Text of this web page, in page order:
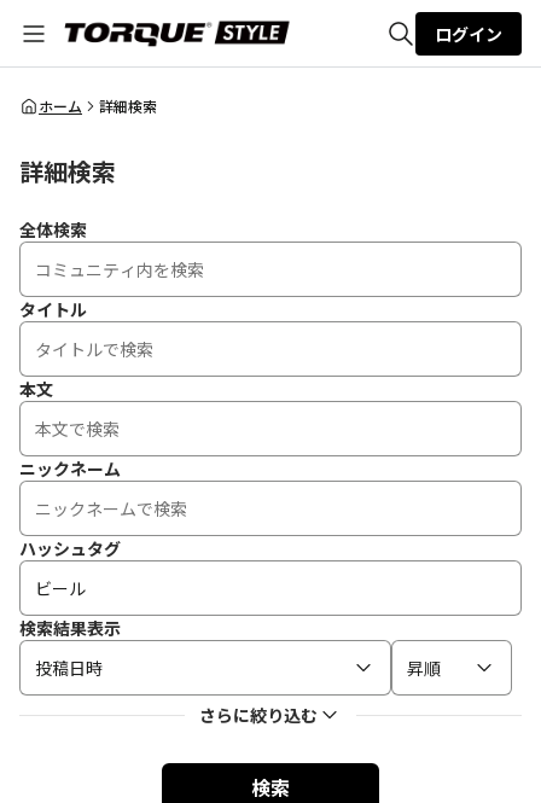
全体検索
ログイン
ホーム 詳細検索
詳細検索
全体検索
タイトル
本文
ニックネーム
ハッシュタグ
検索結果表示
投稿日時
昇順
さらに絞り込む
検索